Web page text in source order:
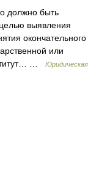
должно быть
выявления
окончательного
или
…
Юридическая